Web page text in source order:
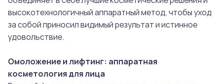
высокотехнологичный аппаратный метод, чтобы уход
за собой приносил видимый результат и истинное
удовольствие.
Омоложение и лифтинг: аппаратная
косметология для лица